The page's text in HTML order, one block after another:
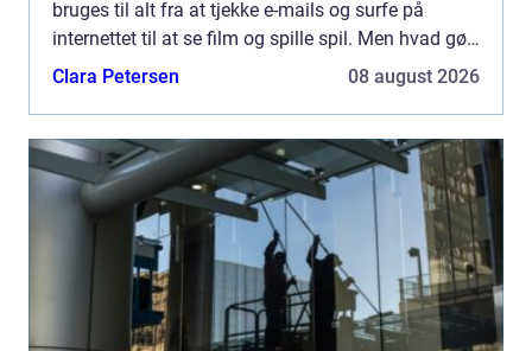
bruges til alt fra at tjekke e-mails og surfe på
internettet til at se film og spille spil. Men hvad gør
man, når ens iPa...
Clara Petersen 08 august 2026